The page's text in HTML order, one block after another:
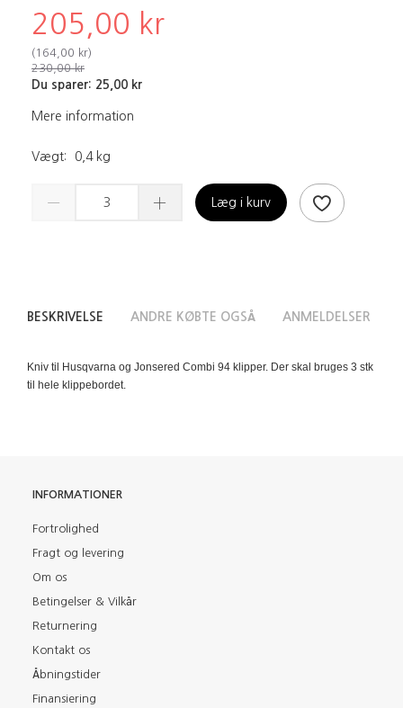
205,00 kr
( 164,00 kr)
230,00 kr
Du sparer: 25,00 kr
Mere information
Vægt: 0,4 kg
Læg i kurv
BESKRIVELSE ANDRE KØBTE OGSÅ ANMELDELSER
Kniv til Husqvarna og Jonsered Combi 94 klipper. Der skal bruges 3 stk
til hele klippebordet.
INFORMATIONER
Fortrolighed
Fragt og levering
Om os
Betingelser & Vilkår
Returnering
Kontakt os
Åbningstider
Finansiering